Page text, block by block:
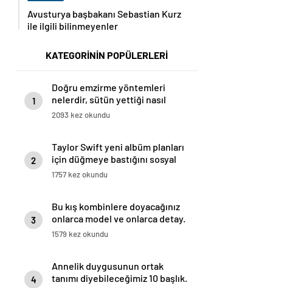
Avusturya başbakanı Sebastian Kurz
ile ilgili bilinmeyenler
KATEGORİNİN POPÜLERLERİ
1
Doğru emzirme yöntemleri
nelerdir, sütün yettiği nasıl
anlaşılır?
2093 kez okundu
2
Taylor Swift yeni albüm planları
için düğmeye bastığını sosyal
medyadan duyurdu!
1757 kez okundu
3
Bu kış kombinlere doyacağınız
onlarca model ve onlarca detay.
1579 kez okundu
4
Annelik duygusunun ortak
tanımı diyebileceğimiz 10 başlık.